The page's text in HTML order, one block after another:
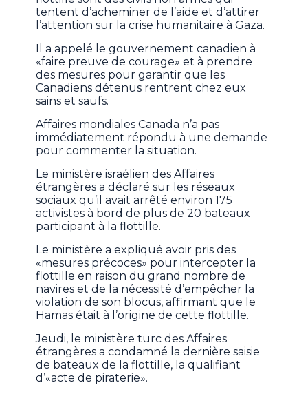
tentent d’acheminer de l’aide et d’attirer
l’attention sur la crise humanitaire à Gaza.
Il a appelé le gouvernement canadien à
«faire preuve de courage» et à prendre
des mesures pour garantir que les
Canadiens détenus rentrent chez eux
sains et saufs.
Affaires mondiales Canada n’a pas
immédiatement répondu à une demande
pour commenter la situation.
Le ministère israélien des Affaires
étrangères a déclaré sur les réseaux
sociaux qu’il avait arrêté environ 175
activistes à bord de plus de 20 bateaux
participant à la flottille.
Le ministère a expliqué avoir pris des
«mesures précoces» pour intercepter la
flottille en raison du grand nombre de
navires et de la nécessité d’empêcher la
violation de son blocus, affirmant que le
Hamas était à l’origine de cette flottille.
Jeudi, le ministère turc des Affaires
étrangères a condamné la dernière saisie
de bateaux de la flottille, la qualifiant
d’«acte de piraterie».